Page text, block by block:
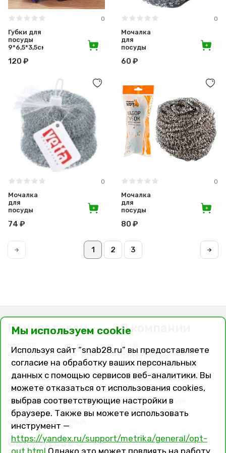
0
Губки для
посуды
9*6,5*3,5см
TM
120 ₽
0
Мочалка
для
посуды
"Сетка"
3штуки
60 ₽
0
Мочалка
для
посуды
VETTA
74 ₽
0
Мочалка
для
посуды
спираль
КОТ 3шт
20гр 1/24
80 ₽
1 2 3
Покупателям
Каталог
Вопросы и ответы
Заказ, оплата, доставка
Подарочные сертификаты
Политика
конфиденциальности
Соглашение на обработку
О компании
О нас
Фотогалерея
Вакансии
Договор публичной
оферты
Версия сайта для
слабовидящих
Свяжитесь с
Мы используем cookie
Используя сайт “snab28.ru” вы предоставляете
согласие на обработку ваших персональных
данных с помощью сервисов веб-аналитики. Вы
можете отказаться от использования cookies,
выбрав соответствующие настройки в
браузере. Также вы можете использовать
инструмент —
https://yandex.ru/support/metrika/general/opt-
out.html Однако это может повлиять на работу